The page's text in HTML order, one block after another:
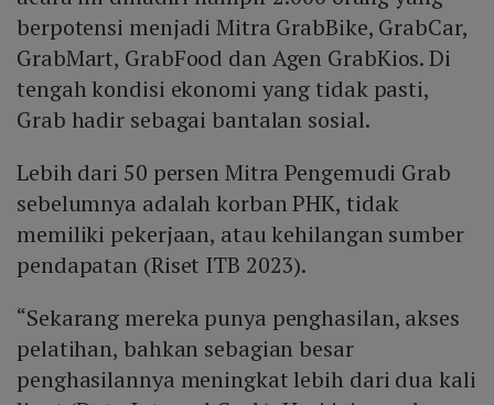
berpotensi menjadi Mitra GrabBike, GrabCar,
GrabMart, GrabFood dan Agen GrabKios. Di
tengah kondisi ekonomi yang tidak pasti,
Grab hadir sebagai bantalan sosial.
Lebih dari 50 persen Mitra Pengemudi Grab
sebelumnya adalah korban PHK, tidak
memiliki pekerjaan, atau kehilangan sumber
pendapatan (Riset ITB 2023).
“Sekarang mereka punya penghasilan, akses
pelatihan, bahkan sebagian besar
penghasilannya meningkat lebih dari dua kali